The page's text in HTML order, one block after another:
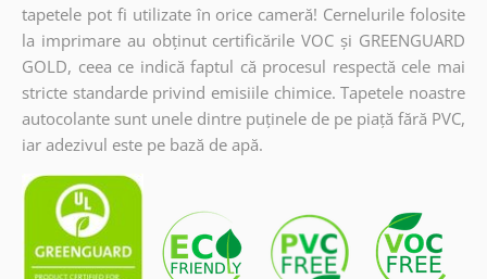
tapetele pot fi utilizate în orice cameră! Cernelurile folosite
la imprimare au obținut certificările VOC și GREENGUARD
GOLD, ceea ce indică faptul că procesul respectă cele mai
stricte standarde privind emisiile chimice. Tapetele noastre
autocolante sunt unele dintre puținele de pe piață fără PVC,
iar adezivul este pe bază de apă.